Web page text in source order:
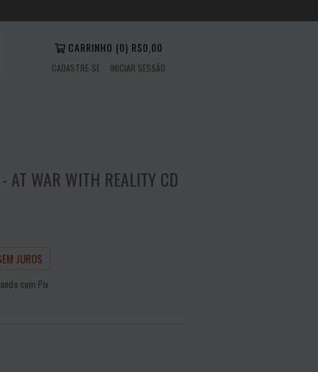
CARRINHO (0) R$0,00
CADASTRE-SE INICIAR SESSÃO
AT WAR WITH REALITY CD
JUROS
com Pix